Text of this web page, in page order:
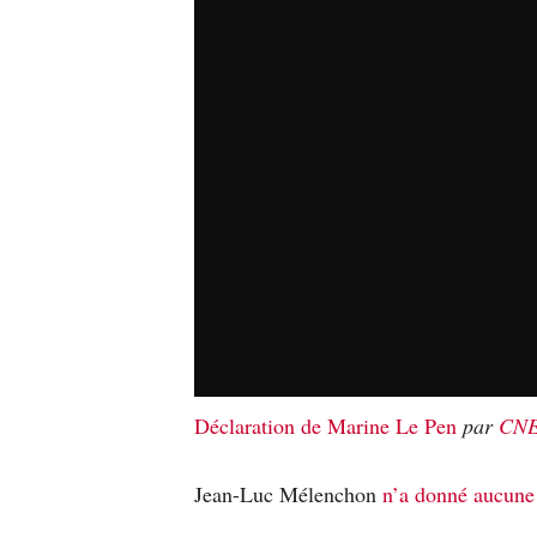
Déclaration de Marine Le Pen par
Jean-Luc Mélenchon n’a donné